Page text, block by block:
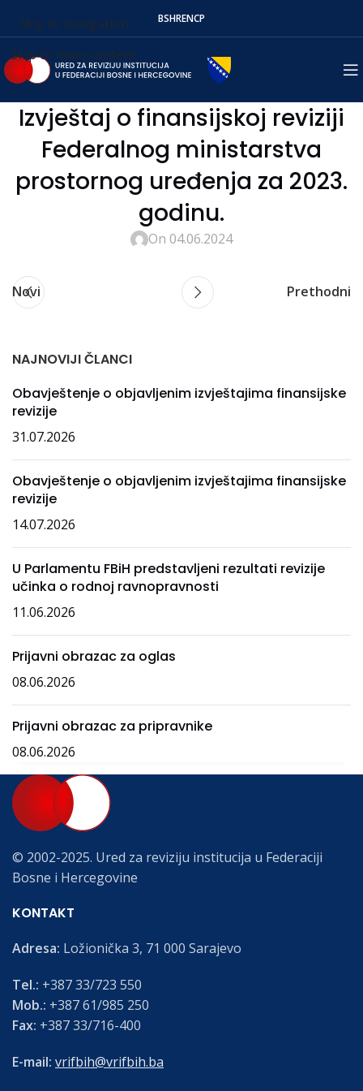
Skip to navigation
Skip to main content
BSHRENСР
Izvještaj o finansijskoj reviziji
Federalnog ministarstva
prostornog uređenja za 2023.
godinu.
On 04.06.2024
Novi Prethodni
NAJNOVIJI ČLANCI
Obavještenje o objavljenim izvještajima finansijske
revizije
31.07.2026
Obavještenje o objavljenim izvještajima finansijske
revizije
14.07.2026
U Parlamentu FBiH predstavljeni rezultati revizije
učinka o rodnoj ravnopravnosti
11.06.2026
Prijavni obrazac za oglas
08.06.2026
Prijavni obrazac za pripravnike
08.06.2026
© 2002-2025. Ured za reviziju institucija u Federaciji
Bosne i Hercegovine
KONTAKT
Adresa: Ložionička 3, 71 000 Sarajevo
Tel.: +387 33/723 550
Mob.: +387 61/985 250
Fax: +387 33/716-400
E-mail: vrifbih@vrifbih.ba